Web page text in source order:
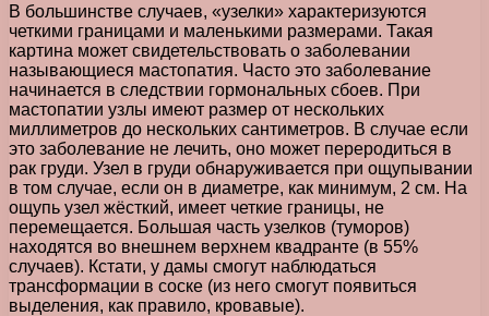
В большинстве случаев, «узелки» характеризуются
четкими границами и маленькими размерами. Такая
картина может свидетельствовать о заболевании
называющиеся мастопатия. Часто это заболевание
начинается в следствии гормональных сбоев. При
мастопатии узлы имеют размер от нескольких
миллиметров до нескольких сантиметров. В случае если
это заболевание не лечить, оно может переродиться в
рак груди. Узел в груди обнаруживается при ощупывании
в том случае, если он в диаметре, как минимум, 2 см. На
ощупь узел жёсткий, имеет четкие границы, не
перемещается. Большая часть узелков (туморов)
находятся во внешнем верхнем квадранте (в 55%
случаев). Кстати, у дамы смогут наблюдаться
трансформации в соске (из него смогут появиться
выделения, как правило, кровавые).